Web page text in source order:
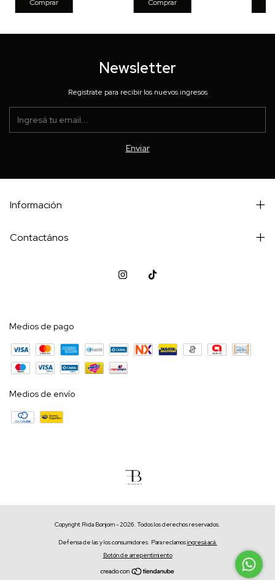
Newsletter
Registrate para recibir los nuevos ingresos
Información
Contactános
Medios de pago
Medios de envío
Copyright Frida Bonjorn - 2026. Todos los derechos reservados.
Defensa de las y los consumidores. Para reclamosingresá acá.
Botón de arrepentimiento